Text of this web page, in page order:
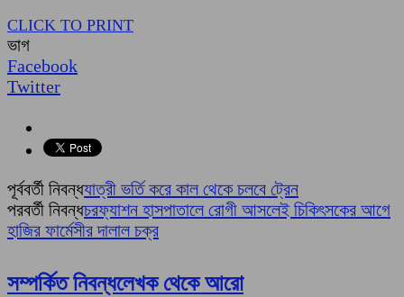
CLICK TO PRINT
ভাগ
Facebook
Twitter
পূর্ববর্তী নিবন্ধযাত্রী ভর্তি করে কাল থেকে চলবে ট্রেন
পরবর্তী নিবন্ধচরফ্যাশন হাসপাতালে রোগী আসলেই চিকিৎসকের আগে
হাজির ফার্মেসীর দালাল চক্র
সম্পর্কিত নিবন্ধলেখক থেকে আরো